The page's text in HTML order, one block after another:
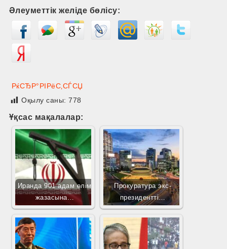
Әлеуметтік желіде бөлісу:
РќСЂР°РІРёС‚СЃСЏ
Оқылу саны:778
Ұқсас мақалалар:
Иранда 901 адам өлім
жазасына…
Прокуратура экс-
президентті…